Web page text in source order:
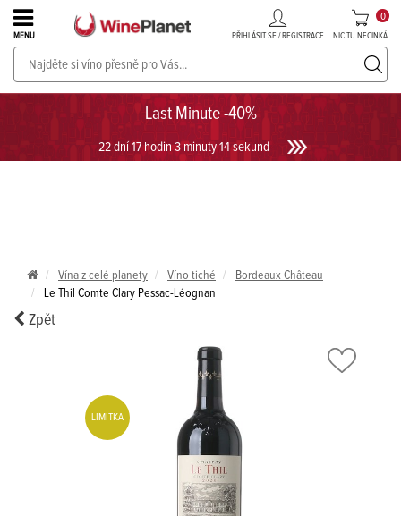
Last Minute -40%
22 dní 17 hodin 3 minuty 13 sekund
MENU PŘIHLÁSIT SE / REGISTRACE NIC TU NECINKÁ
0
PROSECCO v akci až do -30%!UKÁZAT PROSECCO
Vína z celé planety Víno tiché
Bordeaux Château
Le Thil Comte Clary Pessac-Léognan
Zpět
LIMITKA